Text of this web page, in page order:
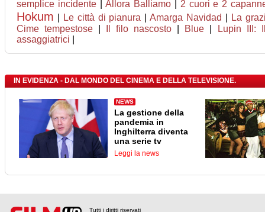
semplice incidente| Allora Balliamo| 2 cuori e 2
Hokum Le città di pianura |Amarga Navidad
La
Cime tempestose
Il filo nascosto Blue
Lupin III:
assaggiatrici
IN EVIDENZA - DAL MONDO DEL CINEMA E DELLA TELEVISIONE.
NEWS
La gestione della
pandemia in
Inghilterra diventa
una serie tv
Leggi la news
Tutti i diritti riservati